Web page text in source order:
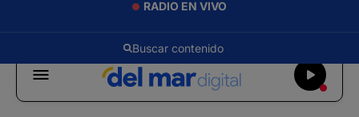
RADIO EN VIVO